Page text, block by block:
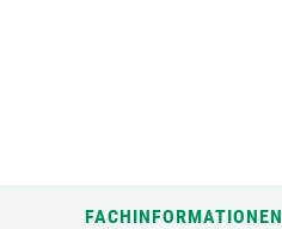
FACHINFORMATIONEN